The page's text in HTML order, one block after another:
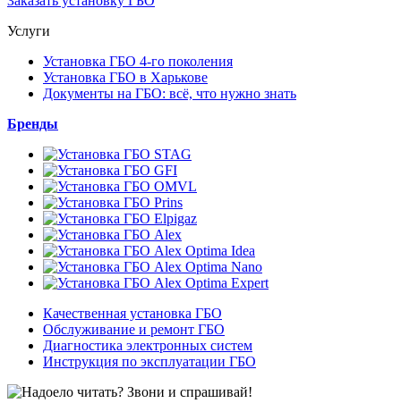
Услуги
Установка ГБО 4-го поколения
Установка ГБО в Харькове
Документы на ГБО: всё, что нужно знать
Бренды
Качественная установка ГБО
Обслуживание и ремонт ГБО
Диагностика электронных систем
Инструкция по эксплуатации ГБО